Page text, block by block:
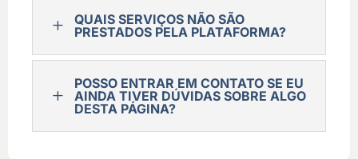
L
QUAIS SERVIÇOS NÃO SÃO
PRESTADOS PELA PLATAFORMA?
L
POSSO ENTRAR EM CONTATO SE EU
AINDA TIVER DÚVIDAS SOBRE ALGO
DESTA PÁGINA?